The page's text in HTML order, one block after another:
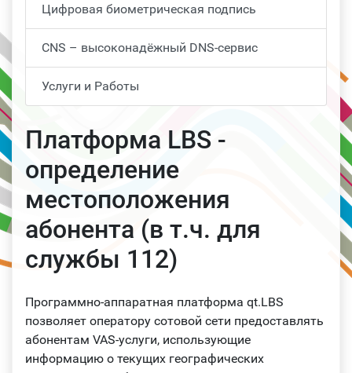
Цифровая биометрическая подпись
CNS – высоконадёжный DNS-сервис
Услуги и Работы
Платформа LBS -
определение
местоположения
абонента (в т.ч. для
службы 112)
Программно-аппаратная платформа qt.LBS
позволяет оператору сотовой сети предоставлять
абонентам VAS-услуги, использующие
информацию о текущих географических